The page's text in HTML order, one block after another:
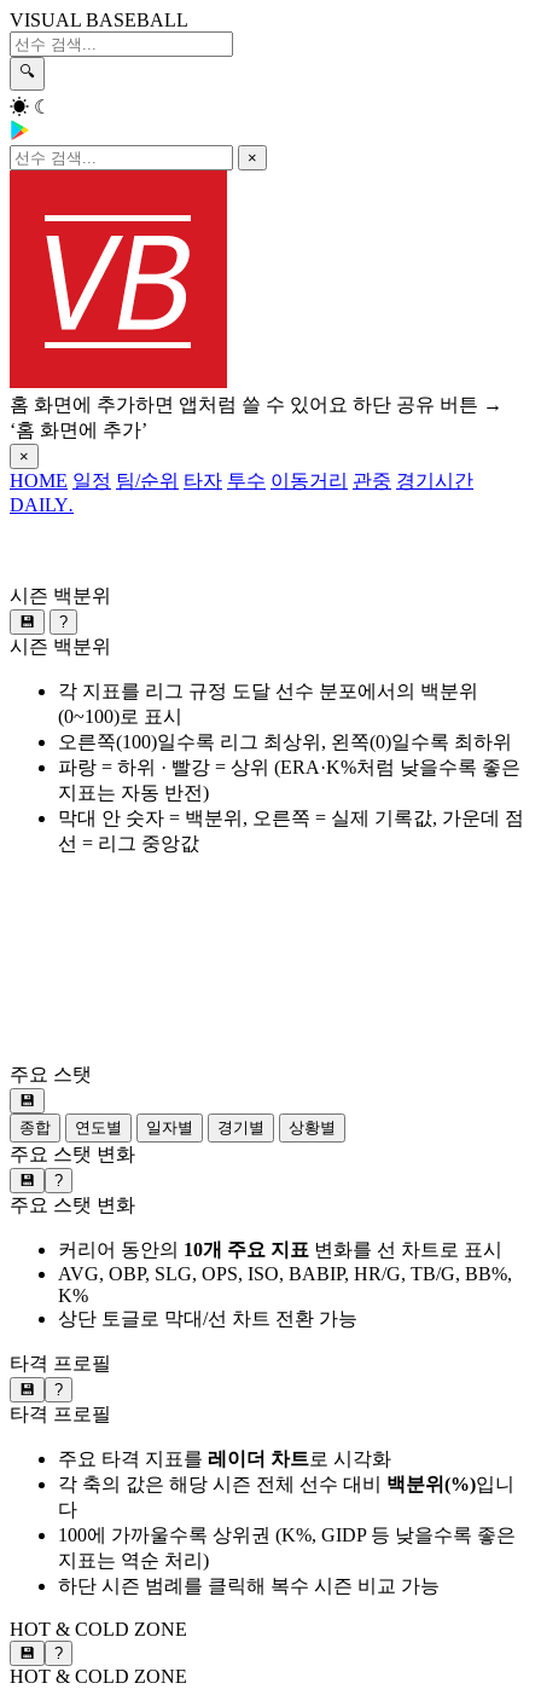
VISUAL BASEBALL
🔍
☀ ☾
×
홈 화면에 추가하면 앱처럼 쓸 수 있어요 하단 공유 버튼 →
‘홈 화면에 추가’
×
HOME 일정 팀/순위 타자 투수 이동거리 관중 경기시간
DAILY.
시즌 백분위
💾 ?
시즌 백분위
각 지표를 리그 규정 도달 선수 분포에서의 백분위
(0~100)로 표시
오른쪽(100)일수록 리그 최상위, 왼쪽(0)일수록 최하위
파랑 = 하위 · 빨강 = 상위 (ERA·K%처럼 낮을수록 좋은
지표는 자동 반전)
막대 안 숫자 = 백분위, 오른쪽 = 실제 기록값, 가운데 점
선 = 리그 중앙값
주요 스탯
💾
종합
연도별 일자별 경기별 상황별
주요 스탯 변화
💾 ?
주요 스탯 변화
커리어 동안의 10개 주요 지표 변화를 선 차트로 표시
AVG, OBP, SLG, OPS, ISO, BABIP, HR/G, TB/G, BB%,
K%
상단 토글로 막대/선 차트 전환 가능
타격 프로필
💾 ?
타격 프로필
주요 타격 지표를 레이더 차트로 시각화
각 축의 값은 해당 시즌 전체 선수 대비 백분위(%)입니
다
100에 가까울수록 상위권 (K%, GIDP 등 낮을수록 좋은
지표는 역순 처리)
하단 시즌 범례를 클릭해 복수 시즌 비교 가능
HOT & COLD ZONE
💾 ?
HOT & COLD ZONE